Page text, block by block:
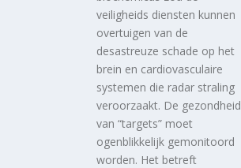
veiligheids diensten kunnen
overtuigen van de
desastreuze schade op het
brein en cardiovasculaire
systemen die radar straling
veroorzaakt. De gezondheid
van “targets” moet
ogenblikkelijk gemonitoord
worden. Het betreft